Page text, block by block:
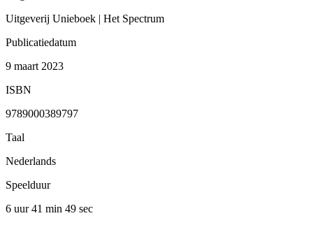
Uitgeverij Unieboek | Het Spectrum
Publicatiedatum
9 maart 2023
ISBN
9789000389797
Taal
Nederlands
Speelduur
6 uur 41 min 49 sec